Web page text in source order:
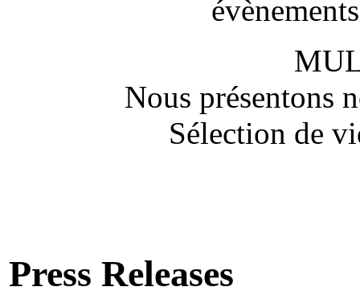
Nous présentons
Sélection de
Press Releases